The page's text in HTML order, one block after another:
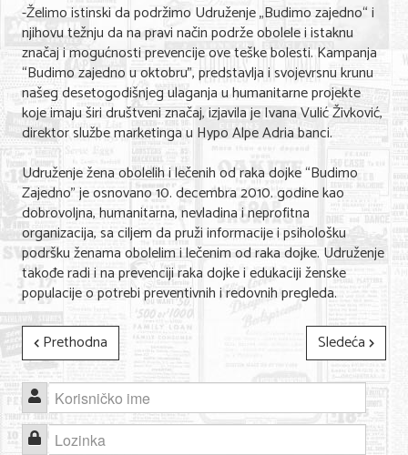
Kuća i bašta
Gastronomija
Sport i rekreacija
Zdravlje i medicina
Hobi i razonoda
UPIS FIRMI
MARKETING
KONTAKT
O NAMA
-Želimo istinski da podržimo Udruženje „Budimo zajedno“ i
njihovu težnju da na pravi način podrže obolele i istaknu
značaj i mogućnosti prevencije ove teške bolesti. Kampanja
“Budimo zajedno u oktobru”, predstavlja i svojevrsnu krunu
našeg desetogodišnjeg ulaganja u humanitarne projekte
koje imaju širi društveni značaj, izjavila je Ivana Vulić Živković,
direktor službe marketinga u Hypo Alpe Adria banci.
Udruženje žena obolelih i lečenih od raka dojke “Budimo
Zajedno” je osnovano 10. decembra 2010. godine kao
dobrovoljna, humanitarna, nevladina i neprofitna
organizacija, sa ciljem da pruži informacije i psihološku
podršku ženama obolelim i lečenim od raka dojke. Udruženje
takođe radi i na prevenciji raka dojke i edukaciji ženske
populacije o potrebi preventivnih i redovnih pregleda.
Prethodna
Sledeća
Korisničko ime
Lozinka